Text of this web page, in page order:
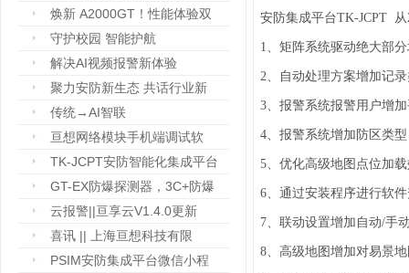
焕新 A2000GT！性能体验双
守护校园 智能护航
解决AI视频报警新体验
聚力安防新生态 共话行业新
传统→AI智联
亘想网络模块手机端调试软
TK-JCPT安防智能化集成平台
GT-EX防爆探测器，3C+防爆
云报警||亘享云V1.4.0更新
喜讯 || 上海亘想科技有限
PSIM安防集成平台微信小程
安防集成平台TK-JCPT 从
1、矩阵系统驱动绝大部
2、自动处理方案增加记
3、报警系统报警用户增
4、报警系统增加防区类
5、优化高级地图点位加
6、通过安装程序进行软
7、联动设置增加自动/手
8、高级地图增加对易景